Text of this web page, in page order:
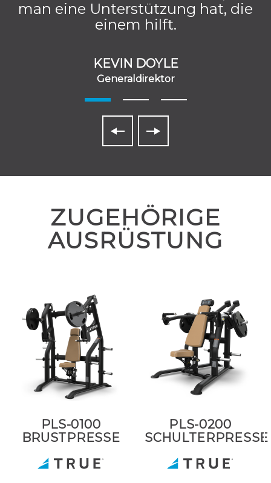
man eine Unterstützung hat, die
einem hilft.
KEVIN DOYLE
Generaldirektor
ZUGEHÖRIGE
AUSRÜSTUNG
PLS-0100
BRUSTPRESSE
PLS-0200
SCHULTERPRESSE